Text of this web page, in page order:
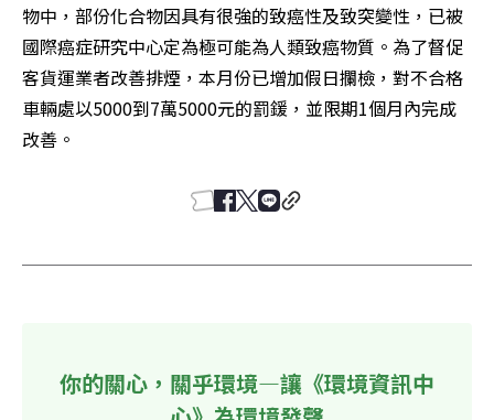
物中，部份化合物因具有很強的致癌性及致突變性，已被
國際癌症研究中心定為極可能為人類致癌物質。為了督促
客貨運業者改善排煙，本月份已增加假日攔檢，對不合格
車輛處以5000到7萬5000元的罰鍰，並限期1個月內完成
改善。
你的關心，關乎環境—讓《環境資訊中